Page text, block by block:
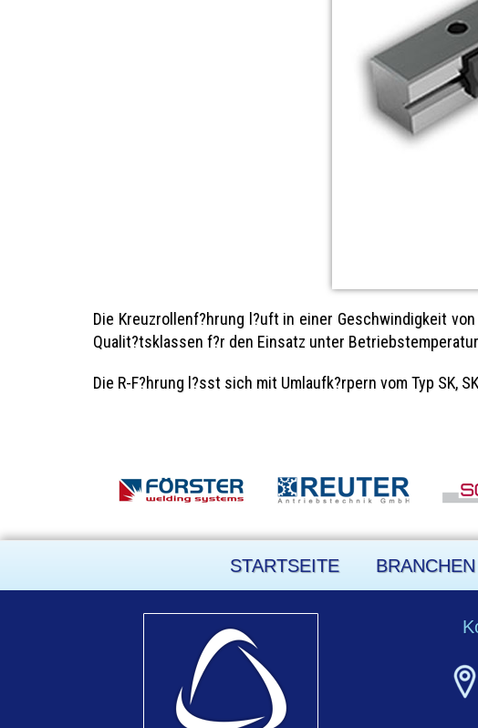
Die Kreuzrollenf?hrung l?uft in einer Geschwindigkeit
Qualit?tsklassen f?r den Einsatz unter
Die R-F?hrung l?sst sich mit Umlaufk?rpern vom Typ SK,
STARTSEITE BRANCHEN